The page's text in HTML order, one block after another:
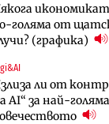
голяма от
(графика)
ли от
AI“ за най-
предлага
отстъпка
ще
и
община
по бул.
ТЕЦ
с 5 блока